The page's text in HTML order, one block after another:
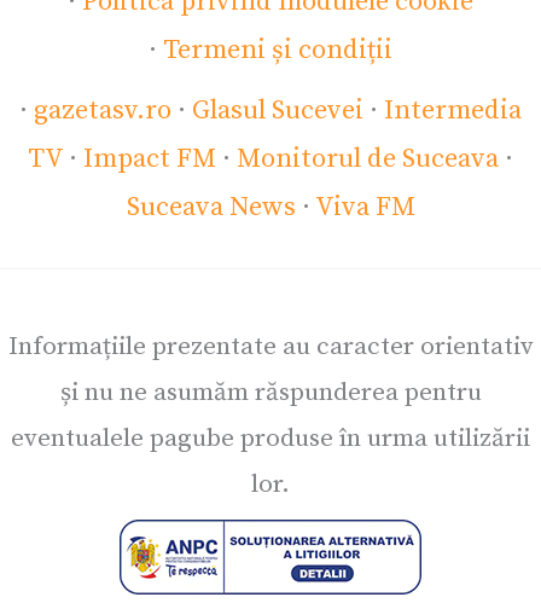
· Termeni și condiții
· gazetasv.ro · Glasul Sucevei · Intermedia
TV · Impact FM · Monitorul de Suceava ·
Suceava News · Viva FM
Informațiile prezentate au caracter orientativ
și nu ne asumăm răspunderea pentru
eventualele pagube produse în urma utilizării
lor.